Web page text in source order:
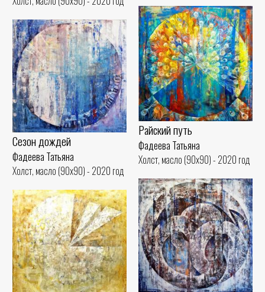
Райский путь
Фадеева Татьяна
Холст, масло (90x90) - 2020 год
Сезон дождей
Фадеева Татьяна
Холст, масло (90x90) - 2020 год